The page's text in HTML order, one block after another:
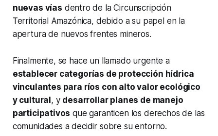
nuevas vías dentro de la Circunscripción
Territorial Amazónica, debido a su papel en la
apertura de nuevos frentes mineros.
Finalmente, se hace un llamado urgente a
establecer categorías de protección hídrica
vinculantes para ríos con alto valor ecológico
y cultural, y desarrollar planes de manejo
participativos que garanticen los derechos de las
comunidades a decidir sobre su entorno.